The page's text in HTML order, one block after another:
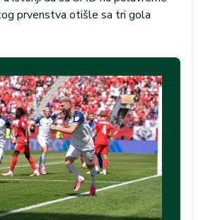
prvenstva otišle sa tri gola